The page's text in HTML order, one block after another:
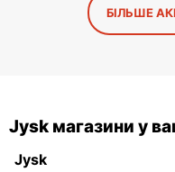
БІЛЬШЕ
Jysk магазини у
Jysk